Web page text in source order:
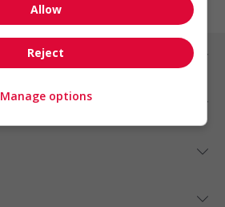
Allow
Reject
Manage options